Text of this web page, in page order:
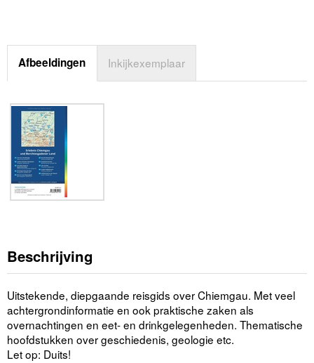
Afbeeldingen Inkijkexemplaar
Beschrijving
Uitstekende, diepgaande reisgids over Chiemgau. Met veel
achtergrondinformatie en ook praktische zaken als
overnachtingen en eet- en drinkgelegenheden. Thematische
hoofdstukken over geschiedenis, geologie etc.
Let op: Duits!